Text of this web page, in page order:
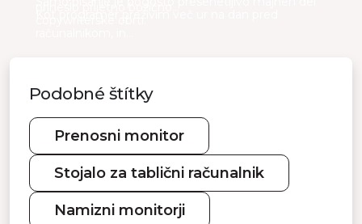
Podobné štítky
Prenosni monitor
Stojalo za tablični računalnik
Namizni monitorji